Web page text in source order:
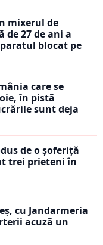
mixerul de
de 27 de ani a
blocat pe
care se
în pistă
sunt deja
de o șoferiță
trei prieteni în
cu Jandarmeria
acuză un